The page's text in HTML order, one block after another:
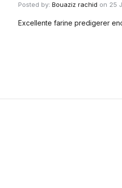
Posted by: Bouaziz rachid on 25
Excellente farine predigerer